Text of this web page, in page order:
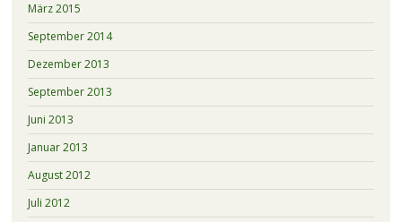
März 2015
September 2014
Dezember 2013
September 2013
Juni 2013
Januar 2013
August 2012
Juli 2012